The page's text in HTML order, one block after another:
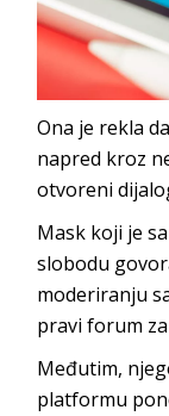
Ona je rekla
napred kroz
otvoreni
Mask koji je
slobodu
moderiranju
pravi forum
Međutim,
platformu